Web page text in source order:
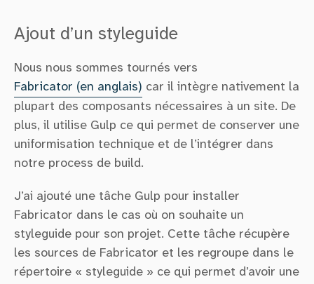
Ajout d’un styleguide
Nous nous sommes tournés vers
Fabricator (en anglais) car il intègre nativement la
plupart des composants nécessaires à un site. De
plus, il utilise Gulp ce qui permet de conserver une
uniformisation technique et de l’intégrer dans
notre process de build.
J’ai ajouté une tâche Gulp pour installer
Fabricator dans le cas où on souhaite un
styleguide pour son projet. Cette tâche récupère
les sources de Fabricator et les regroupe dans le
répertoire « styleguide » ce qui permet d’avoir une